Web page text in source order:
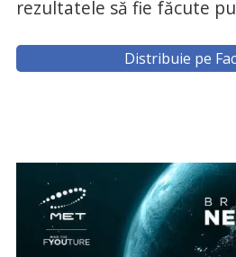
rezultatele să fie făcute
Distribuie pe